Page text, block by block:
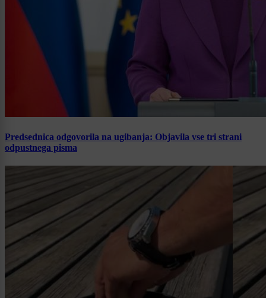
Predsednica odgovorila na ugibanja: Objavila vse tri strani
odpustnega pisma